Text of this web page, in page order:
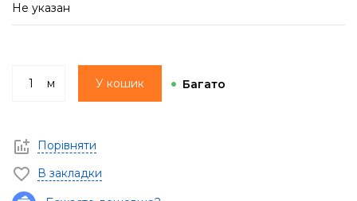
Не указан
м У кошик Багато
Порівняти
В закладки